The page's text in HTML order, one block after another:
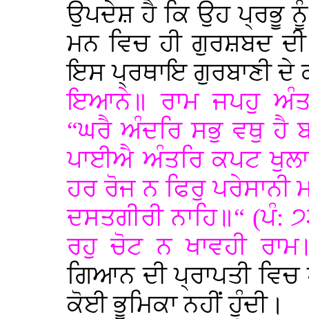
ਉਪਦੇਸ਼ ਹੈ ਕਿ ਉਹ ਪ੍ਰਭੂ ਨੂੰ
ਮਨ ਵਿਚ ਹੀ ਗੁਰਸ਼ਬਦ
ਇਸ ਪ੍ਰਥਾਇ ਗੁਰਬਾਣੀ
ਇਆਨੇ॥ ਰਾਮ ਜਪਹੁ
“ਘਰੈ ਅੰਦਰਿ ਸਭੁ ਵਥੁ ਹੈ
ਪਾਈਐ ਅੰਤਰਿ ਕਪਟ
ਹਰ ਰੋਜ ਨ ਫਿਰੁ ਪਰੇਸਾਨੀ
ਦਸਤਗੀਰੀ ਨਾਹਿ॥“
ਰਹੁ ਚੋਟ ਨ ਖਾਵਹੀ
ਗਿਆਨ ਦੀ ਪ੍ਰਾਪਤੀ ਵਿਚ
ਕੋਈ ਭੂਮਿਕਾ ਨਹੀਂ ਹੁੰਦੀ।